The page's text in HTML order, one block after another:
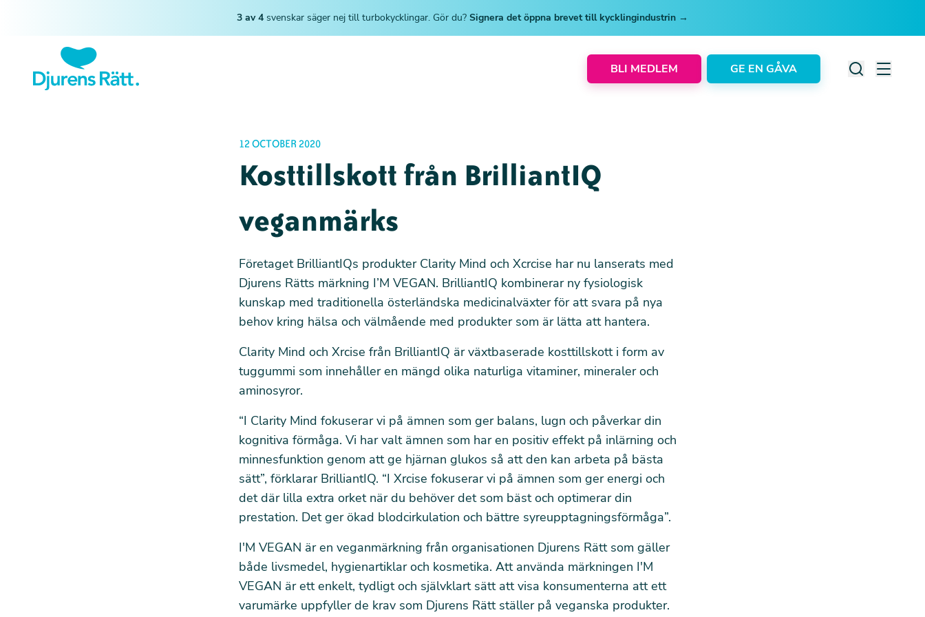
3 av 4 svenskar säger nej till turbokycklingar. Gör du? Signera det öppna brevet till kycklingindustrin →
BLI MEDLEM GE EN GÅVA
12 OCTOBER 2020
Kosttillskott från BrilliantIQ
veganmärks
Företaget BrilliantIQs produkter Clarity Mind och Xcrcise har nu lanserats med
Djurens Rätts märkning I’M VEGAN. BrilliantIQ kombinerar ny fysiologisk
kunskap med traditionella österländska medicinalväxter för att svara på nya
behov kring hälsa och välmående med produkter som är lätta att hantera.
Clarity Mind och Xrcise från BrilliantIQ är växtbaserade kosttillskott i form av
tuggummi som innehåller en mängd olika naturliga vitaminer, mineraler och
aminosyror.
“I Clarity Mind fokuserar vi på ämnen som ger balans, lugn och påverkar din
kognitiva förmåga. Vi har valt ämnen som har en positiv effekt på inlärning och
minnesfunktion genom att ge hjärnan glukos så att den kan arbeta på bästa
sätt”, förklarar BrilliantIQ. “I Xrcise fokuserar vi på ämnen som ger energi och
det där lilla extra orket när du behöver det som bäst och optimerar din
prestation. Det ger ökad blodcirkulation och bättre syreupptagningsförmåga”.
I'M VEGAN är en veganmärkning från organisationen Djurens Rättsom gäller
både livsmedel, hygienartiklar och kosmetika. Att använda märkningen I'M
VEGAN är ett enkelt, tydligt och självklart sätt att visa konsumenterna att ett
varumärke uppfyller de krav som Djurens Rätt ställer på veganska produkter.